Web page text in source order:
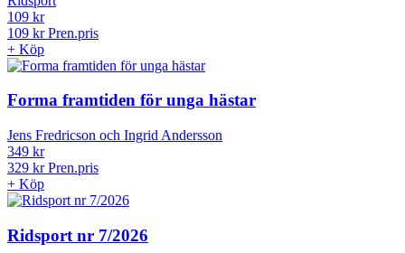
109 kr
109 krPren.pris
+ Köp
Forma framtiden för unga hästar
Jens Fredricson och Ingrid Andersson
349 kr
329 krPren.pris
+ Köp
Ridsport nr 7/2026